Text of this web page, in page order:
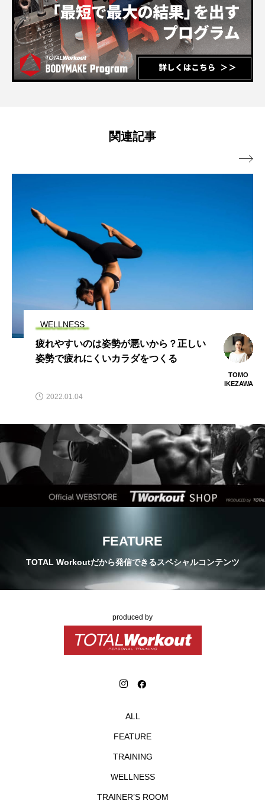
関連記事
FEATURE
糸井重里氏×池澤智 「Urban Safari」対
談からのエピソード
TW PLUS
編集部
2024.08.30

FEATURE
TOTAL Workoutだから発信できるスペシャルコンテンツ
produced by
ALL
FEATURE
TRAINING
WELLNESS
TRAINER’S ROOM